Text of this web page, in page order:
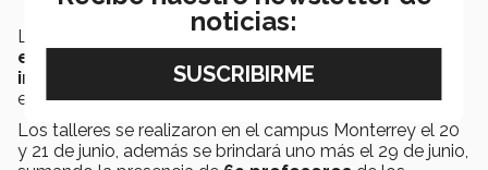
La
formar líderes con espíritu
emprendedor, sentido humano y competitivos
internacionalmente, razón por la cual el Plan tiene
este enfoque, añadió el directivo.
Los talleres se realizaron en el campus Monterrey el 20
y 21 de junio, además se brindará uno más el 29 de junio,
noticias: